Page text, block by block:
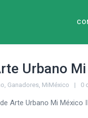
Urbano
, Ganadores, MiMéxico 0
Arte Urbano Mi México